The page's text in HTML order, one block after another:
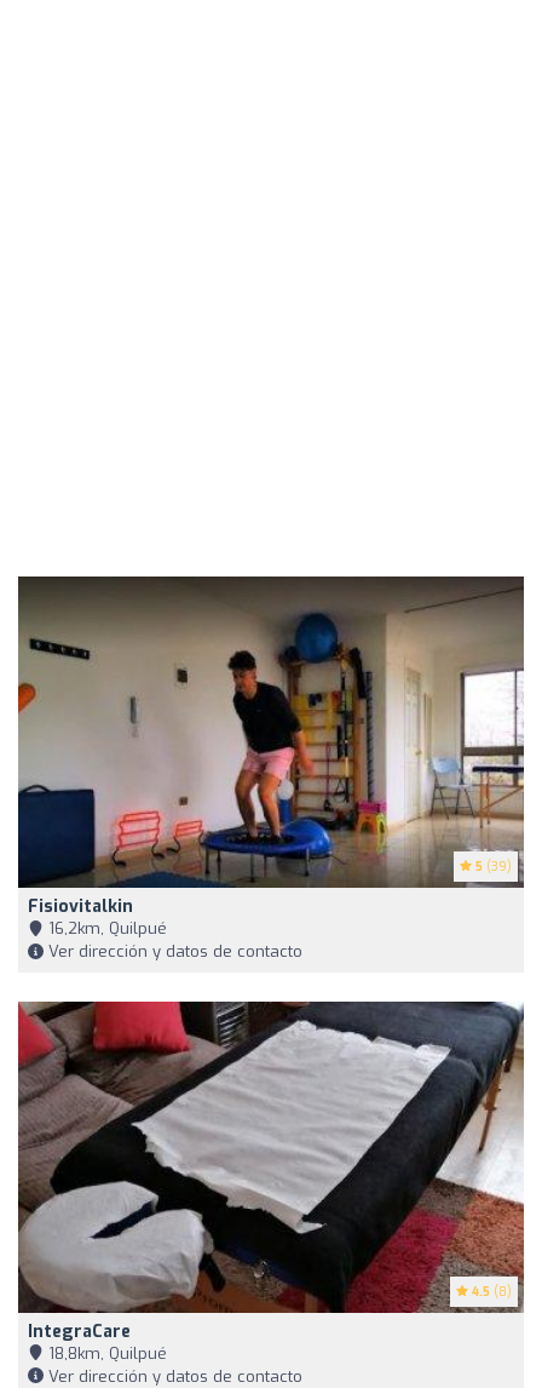
5 (39)
Fisiovitalkin
16,2km, Quilpué
Ver dirección y datos de contacto
4.5 (8)
IntegraCare
18,8km, Quilpué
Ver dirección y datos de contacto